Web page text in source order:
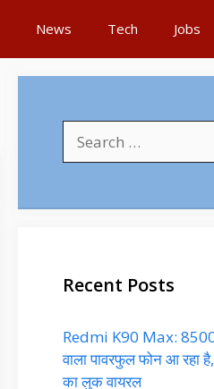
News Tech Jobs
for:
Recent Posts
Redmi K90 Max:
वाला पावरफुल फोन आ रहा
का लुक वायरल